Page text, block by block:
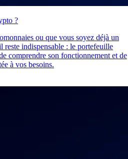
?
ou que vous soyez déjà un
reste indispensable : le portefeuille
comprendre son fonctionnement et de
à vos besoins.